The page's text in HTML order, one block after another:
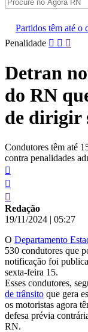
15 para
Pular
conteúdo
Penalidade
Detran
do RN
de dirigir
Condutores têm até
contra penalidades
Redação
19/11/2024 | 05:27
O Departamento
530 condutores que
notificação foi
sexta-feira 15.
Esses condutores,
de trânsito que gera
os motoristas agora
defesa prévia
RN.